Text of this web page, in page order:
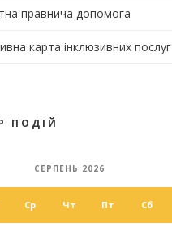
правнича допомога
карта інклюзивних послуг
ПОДІЙ
СЕРПЕНЬ 2026
Ср Чт Пт Сб